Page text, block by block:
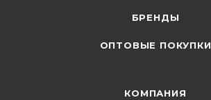
БРЕНДЫ
ОПТОВЫЕ ПОКУПКИ
КОМПАНИЯ